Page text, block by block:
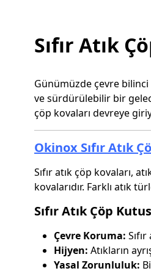
Sıfır Atık
Günümüzde çevre bilinci
ve sürdürülebilir bir
çöp kovaları devreye
Okinox Sıfır Atık
Sıfır atık çöp kovaları,
kovalarıdır. Farklı atık
Sıfır Atık Çöp
Çevre Koruma:
Hijyen: Atıkların
Yasal Zorunluluk: